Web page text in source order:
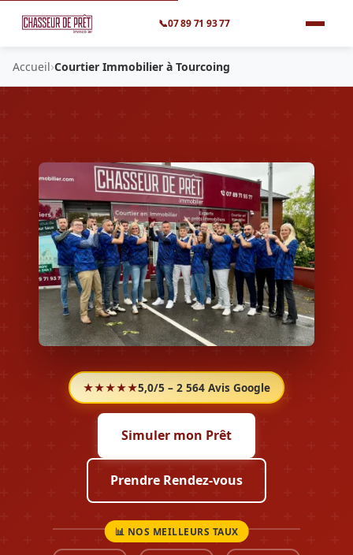
📞07 89 71 93 77
Accueil›Courtier Immobilier à Tourcoing
★★★★★5,0/5 – 2 564 Avis Google
Simuler mon Prêt
Prendre Rendez-vous